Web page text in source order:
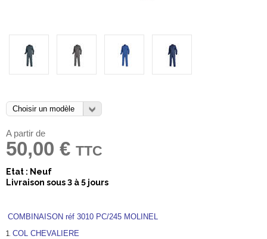
A partir de
50,00 € TTC
Etat : Neuf
Livraison sous 3 à 5 jours
COMBINAISON réf 3010 PC/245 MOLINEL
COL CHEVALIERE